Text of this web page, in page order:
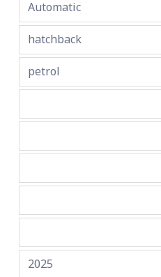
Automatic
hatchback
petrol
2025